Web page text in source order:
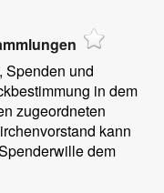
Spenden und
in dem
zugeordneten
kann
dem